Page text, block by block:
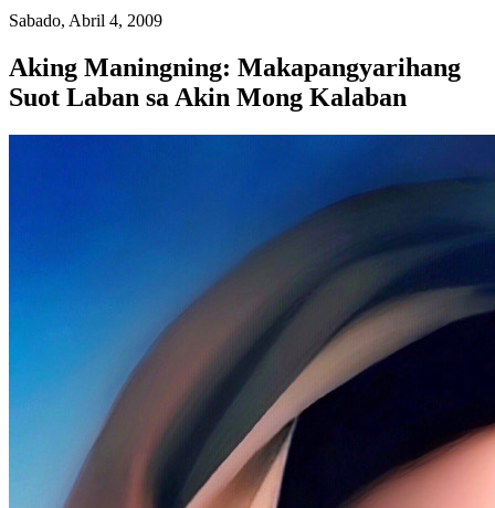
Sabado, Abril 4, 2009
Aking Maningning: Makapangyarihang
Suot Laban sa Akin Mong Kalaban